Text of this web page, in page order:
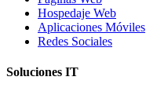
Hospedaje Web
Aplicaciones Móviles
Redes Sociales
Soluciones IT